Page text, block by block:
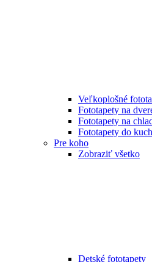
Veľkoplošné
Fototapety na
Fototapety na
Fototapety do
Pre koho
Zobraziť všetko
Detské fototapety